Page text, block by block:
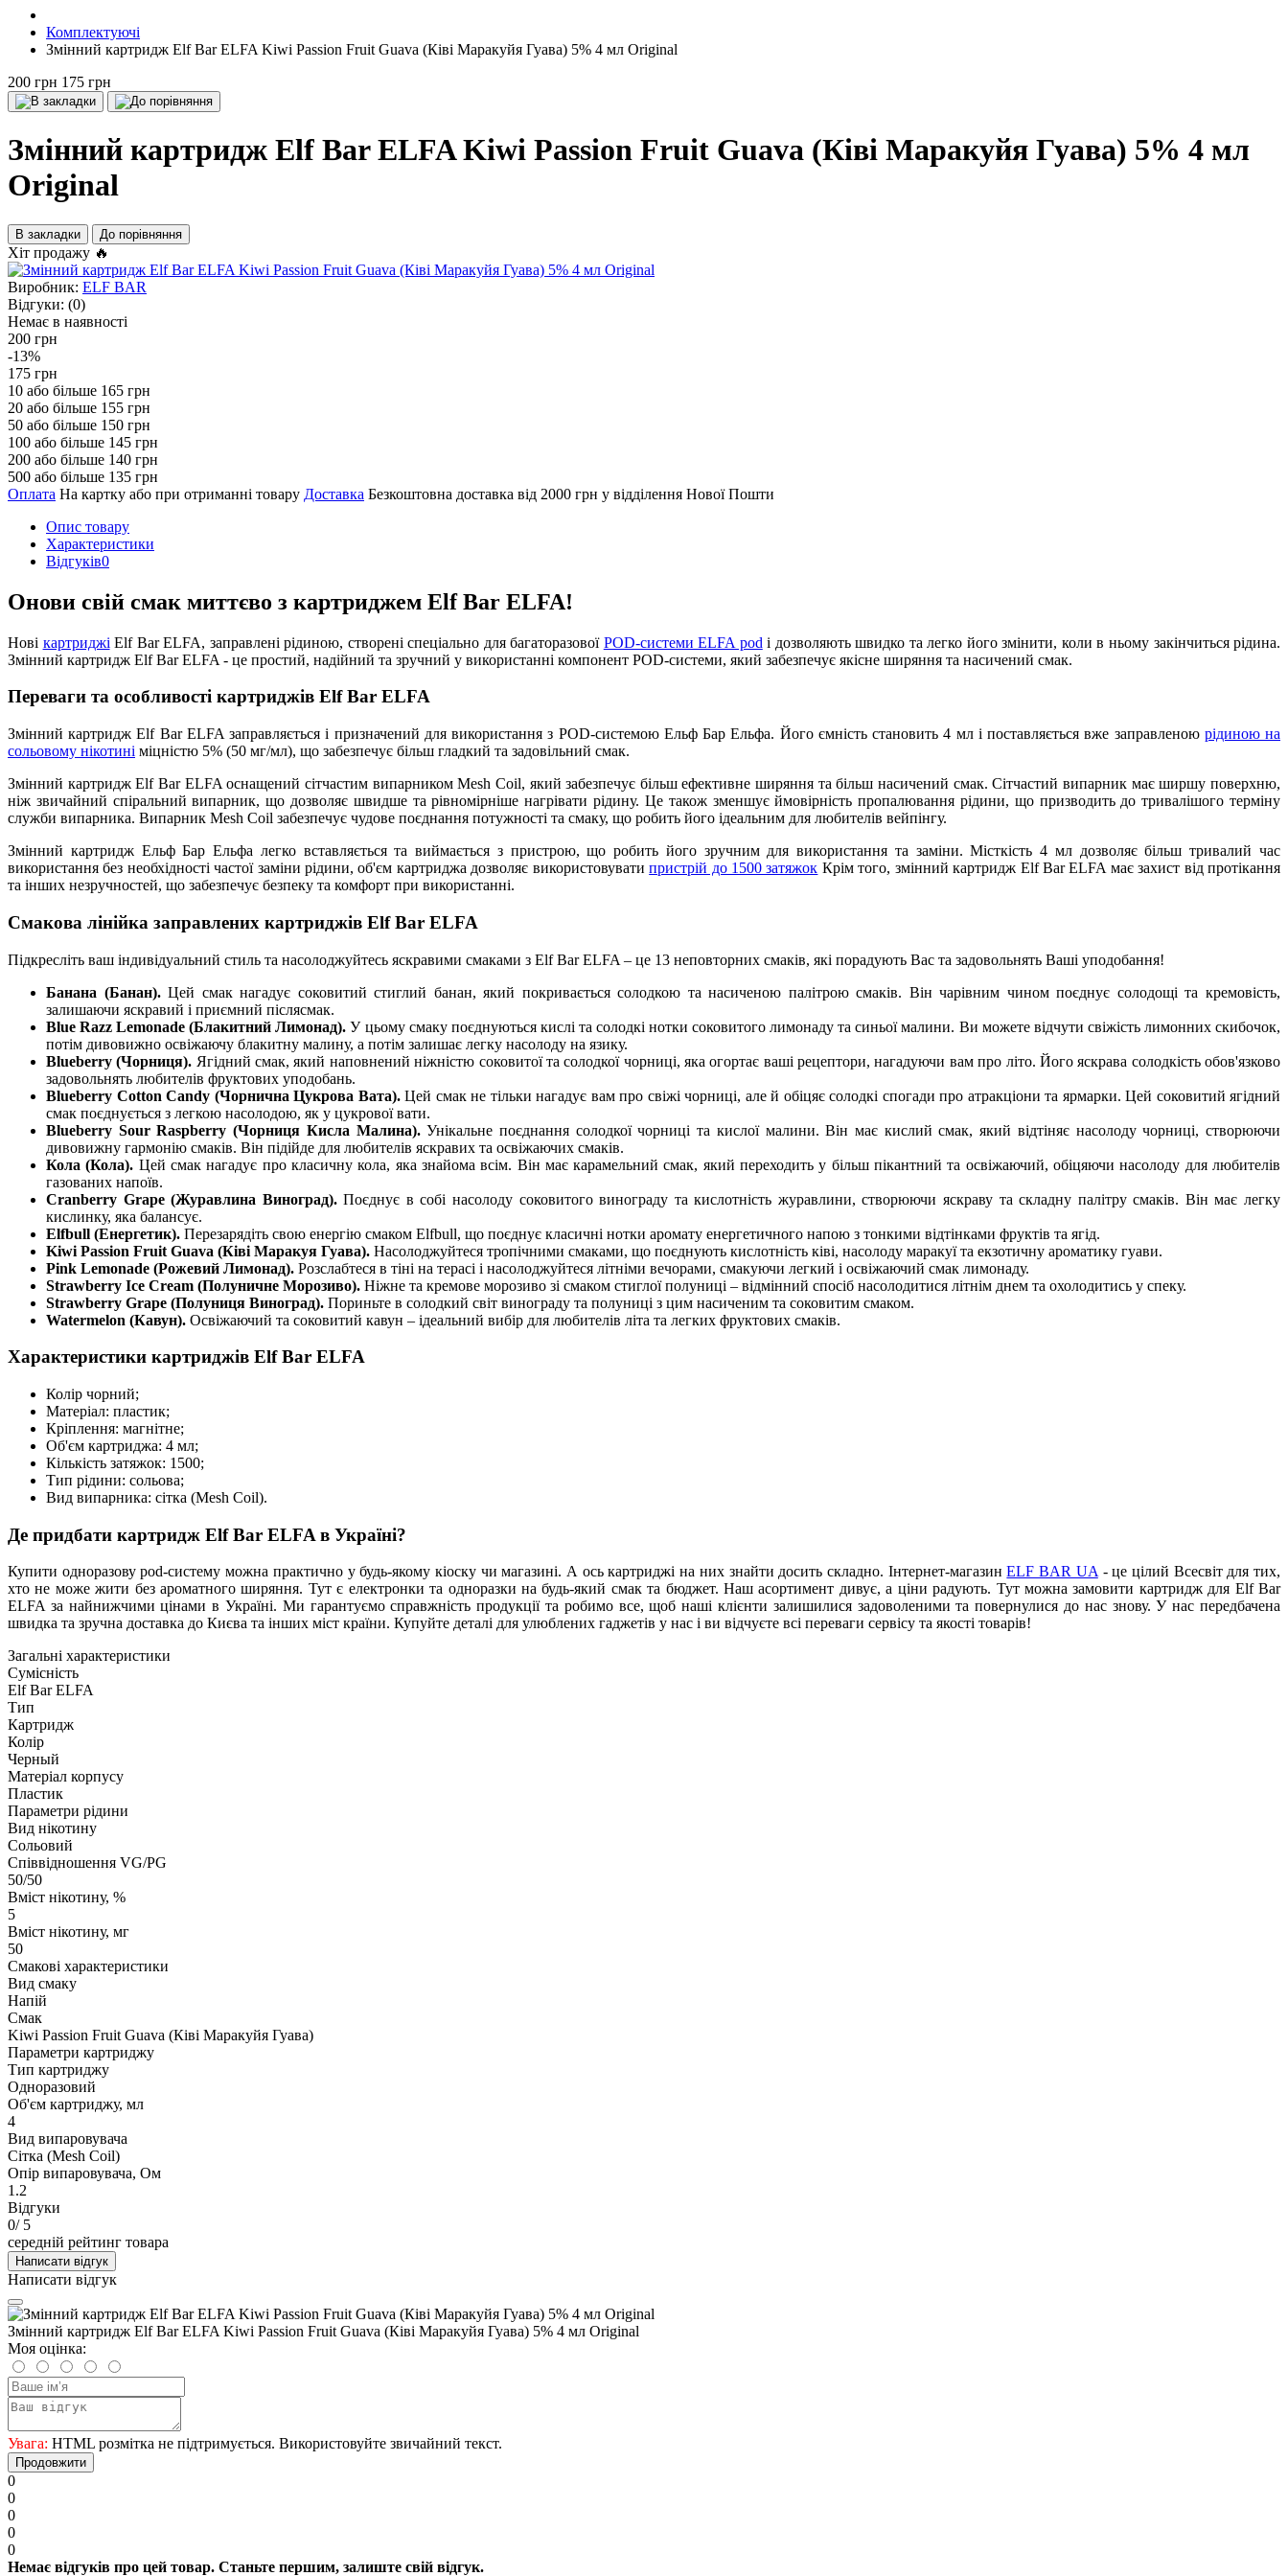
Комплектуючі
Змінний картридж Elf Bar ELFA Kiwi Passion Fruit Guava (Ківі Маракуйя Гуава) 5% 4 мл Original
200 грн 175 грн
Змінний картридж Elf Bar ELFA Kiwi Passion Fruit Guava (Ківі Маракуйя Гуава) 5% 4 мл
Original
В закладки До порівняння
Хіт продажу 🔥
Виробник: ELF BAR
Відгуки: (0)
Немає в наявності
200 грн
-13%
175 грн
10 або більше 165 грн
20 або більше 155 грн
50 або більше 150 грн
100 або більше 145 грн
200 або більше 140 грн
500 або більше 135 грн
Оплата На картку або при отриманні товару Доставка Безкоштовна доставка від 2000 грн у відділення Нової Пошти
Опис товару
Характеристики
Відгуків0
Онови свій смак миттєво з картриджем Elf Bar ELFA!
Нові картриджі Elf Bar ELFA, заправлені рідиною, створені спеціально для багаторазової POD-системи ELFA pod і дозволяють швидко та легко його змінити, коли в ньому закінчиться рідина.
Змінний картридж Elf Bar ELFA - це простий, надійний та зручний у використанні компонент POD-системи, який забезпечує якісне ширяння та насичений смак.
Переваги та особливості картриджів Elf Bar ELFA
Змінний картридж Elf Bar ELFA заправляється і призначений для використання з POD-системою Ельф Бар Ельфа. Його ємність становить 4 мл і поставляється вже заправленою рідиною на
сольовому нікотині міцністю 5% (50 мг/мл), що забезпечує більш гладкий та задовільний смак.
Змінний картридж Elf Bar ELFA оснащений сітчастим випарником Mesh Coil, який забезпечує більш ефективне ширяння та більш насичений смак. Сітчастий випарник має ширшу поверхню,
ніж звичайний спіральний випарник, що дозволяє швидше та рівномірніше нагрівати рідину. Це також зменшує ймовірність пропалювання рідини, що призводить до тривалішого терміну
служби випарника. Випарник Mesh Coil забезпечує чудове поєднання потужності та смаку, що робить його ідеальним для любителів вейпінгу.
Змінний картридж Ельф Бар Ельфа легко вставляється та виймається з пристрою, що робить його зручним для використання та заміни. Місткість 4 мл дозволяє більш тривалий час
використання без необхідності частої заміни рідини, об'єм картриджа дозволяє використовуватипристрій до 1500 затяжок Крім того, змінний картридж Elf Bar ELFA має захист від протікання
та інших незручностей, що забезпечує безпеку та комфорт при використанні.
Смакова лінійка заправлених картриджів Elf Bar ELFA
Підкресліть ваш індивідуальний стиль та насолоджуйтесь яскравими смаками з Elf Bar ELFA – це 13 неповторних смаків, які порадують Вас та задовольнять Ваші уподобання!
Банана (Банан).Цей смак нагадує соковитий стиглий банан, який покривається солодкою та насиченою палітрою смаків. Він чарівним чином поєднує солодощі та кремовість,
залишаючи яскравий і приємний післясмак.
Blue Razz Lemonade (Блакитний Лимонад). У цьому смаку поєднуються кислі та солодкі нотки соковитого лимонаду та синьої малини. Ви можете відчути свіжість лимонних скибочок,
потім дивовижно освіжаючу блакитну малину, а потім залишає легку насолоду на язику.
Blueberry (Чорниця). Ягідний смак, який наповнений ніжністю соковитої та солодкої чорниці, яка огортає ваші рецептори, нагадуючи вам про літо. Його яскрава солодкість обов'язково
задовольнять любителів фруктових уподобань.
Blueberry Cotton Candy (Чорнична Цукрова Вата). Цей смак не тільки нагадує вам про свіжі чорниці, але й обіцяє солодкі спогади про атракціони та ярмарки. Цей соковитий ягідний
смак поєднується з легкою насолодою, як у цукрової вати.
Blueberry Sour Raspberry (Чорниця Кисла Малина).Унікальне поєднання солодкої чорниці та кислої малини. Він має кислий смак, який відтіняє насолоду чорниці, створюючи
дивовижну гармонію смаків. Він підійде для любителів яскравих та освіжаючих смаків.
Кола (Кола). Цей смак нагадує про класичну кола, яка знайома всім. Він має карамельний смак, який переходить у більш пікантний та освіжаючий, обіцяючи насолоду для любителів
газованих напоїв.
Cranberry Grape (Журавлина Виноград).Поєднує в собі насолоду соковитого винограду та кислотність журавлини, створюючи яскраву та складну палітру смаків. Він має легку
кислинку, яка балансує.
Elfbull (Енергетик). Перезарядіть свою енергію смаком Elfbull, що поєднує класичні нотки аромату енергетичного напою з тонкими відтінками фруктів та ягід.
Kiwi Passion Fruit Guava (Ківі Маракуя Гуава). Насолоджуйтеся тропічними смаками, що поєднують кислотність ківі, насолоду маракуї та екзотичну ароматику гуави.
Pink Lemonade (Рожевий Лимонад). Розслабтеся в тіні на терасі і насолоджуйтеся літніми вечорами, смакуючи легкий і освіжаючий смак лимонаду.
Strawberry Ice Cream (Полуничне Морозиво). Ніжне та кремове морозиво зі смаком стиглої полуниці – відмінний спосіб насолодитися літнім днем та охолодитись у спеку.
Strawberry Grape (Полуниця Виноград). Пориньте в солодкий світ винограду та полуниці з цим насиченим та соковитим смаком.
Watermelon (Кавун). Освіжаючий та соковитий кавун – ідеальний вибір для любителів літа та легких фруктових смаків.
Характеристики картриджів Elf Bar ELFA
Колір чорний;
Матеріал: пластик;
Кріплення: магнітне;
Об'єм картриджа: 4 мл;
Кількість затяжок: 1500;
Тип рідини: сольова;
Вид випарника: сітка (Mesh Coil).
Де придбати картридж Elf Bar ELFA в Україні?
Купити одноразову pod-систему можна практично у будь-якому кіоску чи магазині. А ось картриджі на них знайти досить складно. Інтернет-магазинELF BAR UA- це цілий Всесвіт для тих,
хто не може жити без ароматного ширяння. Тут є електронки та одноразки на будь-який смак та бюджет. Наш асортимент дивує, а ціни радують. Тут можна замовити картридж для Elf Bar
ELFA за найнижчими цінами в Україні. Ми гарантуємо справжність продукції та робимо все, щоб наші клієнти залишилися задоволеними та повернулися до нас знову. У нас передбачена
швидка та зручна доставка до Києва та інших міст країни. Купуйте деталі для улюблених гаджетів у нас і ви відчуєте всі переваги сервісу та якості товарів!
Загальні характеристики
Сумісність
Elf Bar ELFA
Тип
Картридж
Колір
Черный
Матеріал корпусу
Пластик
Параметри рідини
Вид нікотину
Сольовий
Співвідношення VG/PG
50/50
Вміст нікотину, %
5
Вміст нікотину, мг
50
Смакові характеристики
Вид смаку
Напій
Смак
Kiwi Passion Fruit Guava (Ківі Маракуйя Гуава)
Параметри картриджу
Тип картриджу
Одноразовий
Об'єм картриджу, мл
4
Вид випаровувача
Сітка (Mesh Coil)
Опір випаровувача, Ом
1.2
Відгуки
0/ 5
середній рейтинг товара
Написати відгук
Написати відгук
Змінний картридж Elf Bar ELFA Kiwi Passion Fruit Guava (Ківі Маракуйя Гуава) 5% 4 мл Original
Моя оцінка:
Увага: HTML розмітка не підтримується. Використовуйте звичайний текст.
Продовжити
0
0
0
0
0
Немає відгуків про цей товар. Станьте першим, залиште свій відгук.